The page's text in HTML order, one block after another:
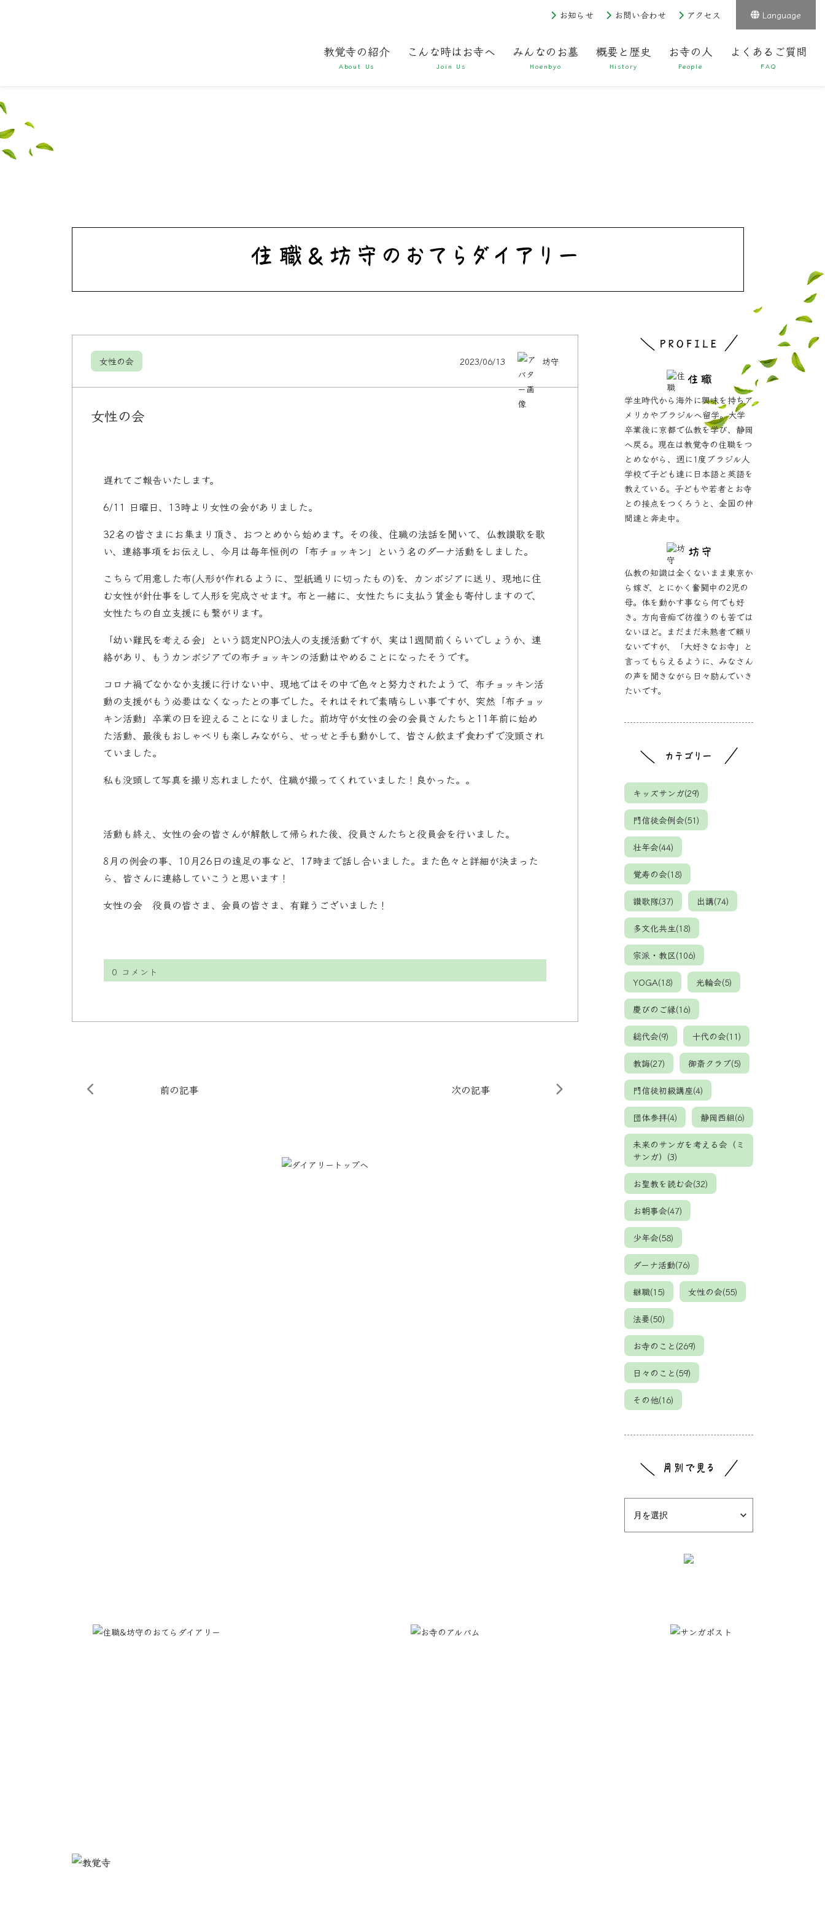
教覚寺の紹介
About Us
こんな時はお寺へ
Join Us
みんなのお墓
Hoenbyo
概要と歴史
History
お寺の人
People
よくあるご質問
FAQ
お知らせ お問い合わせ アクセス Language
女性の会 2023/06/13 坊守
女性の会
遅れてご報告いたします。
6/11 日曜日、13時より女性の会がありました。
32名の皆さまにお集まり頂き、おつとめから始めます。その後、住職の法話を聞いて、仏教讃歌を歌
い、連絡事項をお伝えし、今月は毎年恒例の「布チョッキン」という名のダーナ活動をしました。
こちらで用意した布(人形が作れるように、型紙通りに切ったもの)を、カンボジアに送り、現地に住
む女性が針仕事をして人形を完成させます。布と一緒に、女性たちに支払う賃金も寄付しますので、
女性たちの自立支援にも繋がります。
「幼い難民を考える会」という認定NPO法人の支援活動ですが、実は1週間前くらいでしょうか、連
絡があり、もうカンボジアでの布チョッキンの活動はやめることになったそうです。
コロナ禍でなかなか支援に行けない中、現地ではその中で色々と努力されたようで、布チョッキン活
動の支援がもう必要はなくなったとの事でした。それはそれで素晴らしい事ですが、突然「布チョッ
キン活動」卒業の日を迎えることになりました。前坊守が女性の会の会員さんたちと11年前に始め
た活動、最後もおしゃべりも楽しみながら、せっせと手も動かして、皆さん飲まず食わずで没頭され
ていました。
私も没頭して写真を撮り忘れましたが、住職が撮ってくれていました！良かった。。
活動も終え、女性の会の皆さんが解散して帰られた後、役員さんたちと役員会を行いました。
8月の例会の事、10月26日の遠足の事など、17時まで話し合いました。また色々と詳細が決まった
ら、皆さんに連絡していこうと思います！
女性の会 役員の皆さま、会員の皆さま、有難うございました！
0 コメント
前の記事 次の記事
学生時代から海外に興味を持ちア
メリカやブラジルへ留学。大学
卒業後に京都で仏教を学び、静岡
へ戻る。現在は教覚寺の住職をつ
とめながら、週に1度ブラジル人
学校で子ども達に日本語と英語を
教えている。子どもや若者とお寺
との接点をつくろうと、全国の仲
間達と奔走中。
仏教の知識は全くないまま東京か
ら嫁ぎ、とにかく奮闘中の2児の
母。体を動かす事なら何でも好
き。方向音痴で彷徨うのも苦では
ないほど。まだまだ未熟者で頼り
ないですが、「大好きなお寺」と
言ってもらえるように、みなさん
の声を聞きながら日々励んでいき
たいです。
キッズサンガ(29)
門信徒会例会(51)
壮年会(44)
覚寿の会(18)
讃歌隊(37) 出講(74)
多文化共生(18)
宗派・教区(106)
YOGA(18) 光輪会(5)
慶びのご縁(16)
総代会(9) 十代の会(11)
教誨(27) 御斎クラブ(5)
門信徒初級講座(4)
団体参拝(4) 静岡西組(6)
未来のサンガを考える会（ミ
サンガ）(3)
お聖教を読む会(32)
お朝事会(47)
少年会(58)
ダーナ活動(76)
継職(15) 女性の会(55)
法要(50)
お寺のこと(269)
日々のこと(59)
その他(16)